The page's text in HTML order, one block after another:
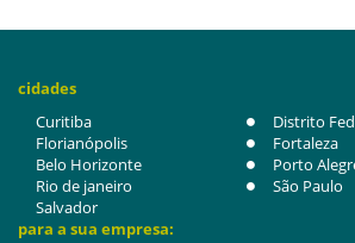
cidades
Curitiba
Distrito
Florianópolis
Fortaleza
Belo Horizonte
Porto
Rio de janeiro
São Paulo
Salvador
para a sua empresa: